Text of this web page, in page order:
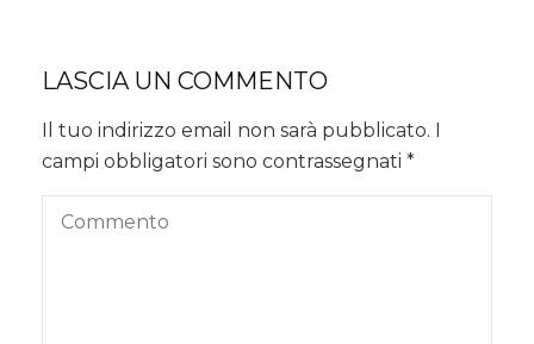
LASCIA UN COMMENTO
Il tuo indirizzo email non sarà pubblicato.
campi obbligatori sono contrassegnati *